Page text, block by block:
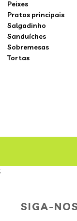
Peixes
Pratos principais
Salgadinho
Sanduíches
Sobremesas
Tortas
;
SIGA-